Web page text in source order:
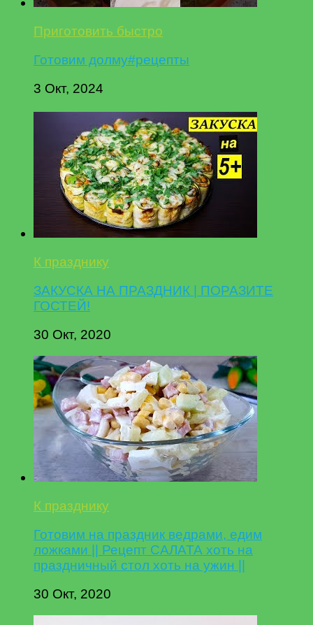
Приготовить быстро
Готовим долму#рецепты
3 Окт, 2024
К празднику
ЗАКУСКА НА ПРАЗДНИК | ПОРАЗИТЕ
ГОСТЕЙ!
30 Окт, 2020
К празднику
Готовим на праздник ведрами, едим
ложками || Рецепт САЛАТА хоть на
праздничный стол хоть на ужин ||
30 Окт, 2020